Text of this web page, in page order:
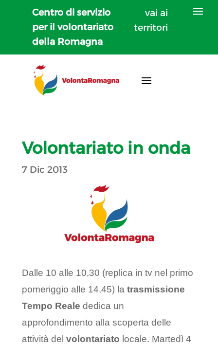
Centro di servizio
per il volontariato
della Romagna
vai ai
territori
Volontariato in onda
7 Dic 2013
Dalle 10 alle 10,30 (replica in tv nel primo
pomeriggio alle 14,45) la trasmissione
Tempo Reale dedica un
approfondimento alla scoperta delle
attività del volontariato locale. Martedì 4